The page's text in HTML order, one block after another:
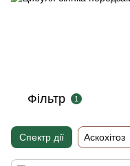
Фільтр 1
Спектр дії Аскохітоз